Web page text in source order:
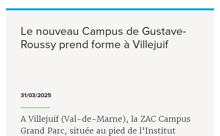
Le nouveau Campus de Gustave-
Roussy prend forme à Villejuif
31/03/2025
A Villejuif (Val-de-Marne), la ZAC Campus
Grand Parc, située au pied de l'Institut